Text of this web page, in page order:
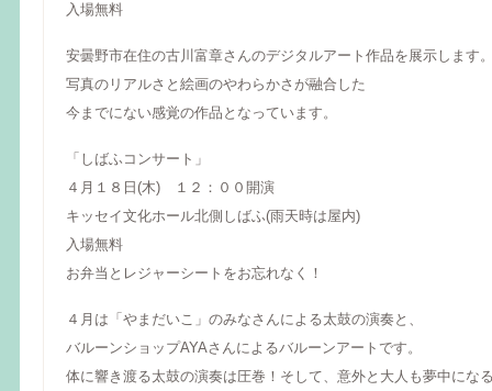
入場無料
安曇野市在住の古川富章さんのデジタルアート作品を展示します
写真のリアルさと絵画のやわらかさが融合した
今までにない感覚の作品となっています。
「しばふコンサート」
４月１８日(木) １２：００開演
キッセイ文化ホール北側しばふ(雨天時は屋内)
入場無料
お弁当とレジャーシートをお忘れなく！
４月は「やまだいこ」のみなさんによる太鼓の演奏と、
バルーンショップAYAさんによるバルーンアートです。
体に響き渡る太鼓の演奏は圧巻！そして、意外と大人も夢中にな